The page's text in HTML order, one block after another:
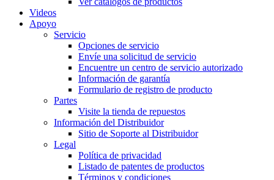
Videos
Apoyo
Servicio
Opciones de servicio
Envíe una solicitud de servicio
Encuentre un centro de servicio autorizado
Información de garantía
Formulario de registro de producto
Partes
Visite la tienda de repuestos
Información del Distribuidor
Sitio de Soporte al Distribuidor
Legal
Política de privacidad
Listado de patentes de productos
Términos y condiciones